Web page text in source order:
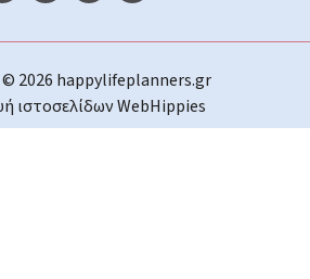
2026 happylifeplanners.gr
ιστοσελίδωνWebHippies